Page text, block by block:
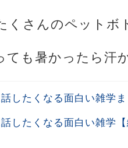
くさんのペット
ても暑かったら汗
話したくなる面白い雑学
話したくなる面白い雑学